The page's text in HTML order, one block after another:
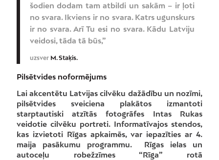
šodien dodam tam atbildi un sakām – ir ļoti
no svara. Ikviens ir no svara. Katrs ugunskurs
ir no svara. Arī Tu esi no svara. Kādu Latviju
veidosi, tāda tā būs,”
uzsver M. Staķis.
Pilsētvides noformējums
Lai akcentētu Latvijas cilvēku dažādību un nozīmi,
pilsētvides sveiciena plakātos izmantoti
starptautiski atzītās fotogrāfes Intas Rukas
veidotie cilvēku portreti. Informatīvajos stendos,
kas izvietoti Rīgas apkaimēs, var iepazīties ar 4.
maija pasākumu programmu. Rīgas ielas un
autoceļu robežzīmes “Rīga” rotā